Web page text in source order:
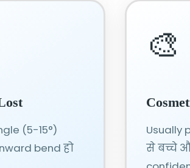
(5-15°)
bend हो
🎨
Usually
से बच्चे